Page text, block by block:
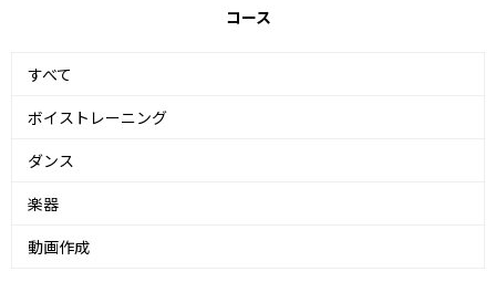
コース
すべて
ボイストレーニング
ダンス
楽器
動画作成